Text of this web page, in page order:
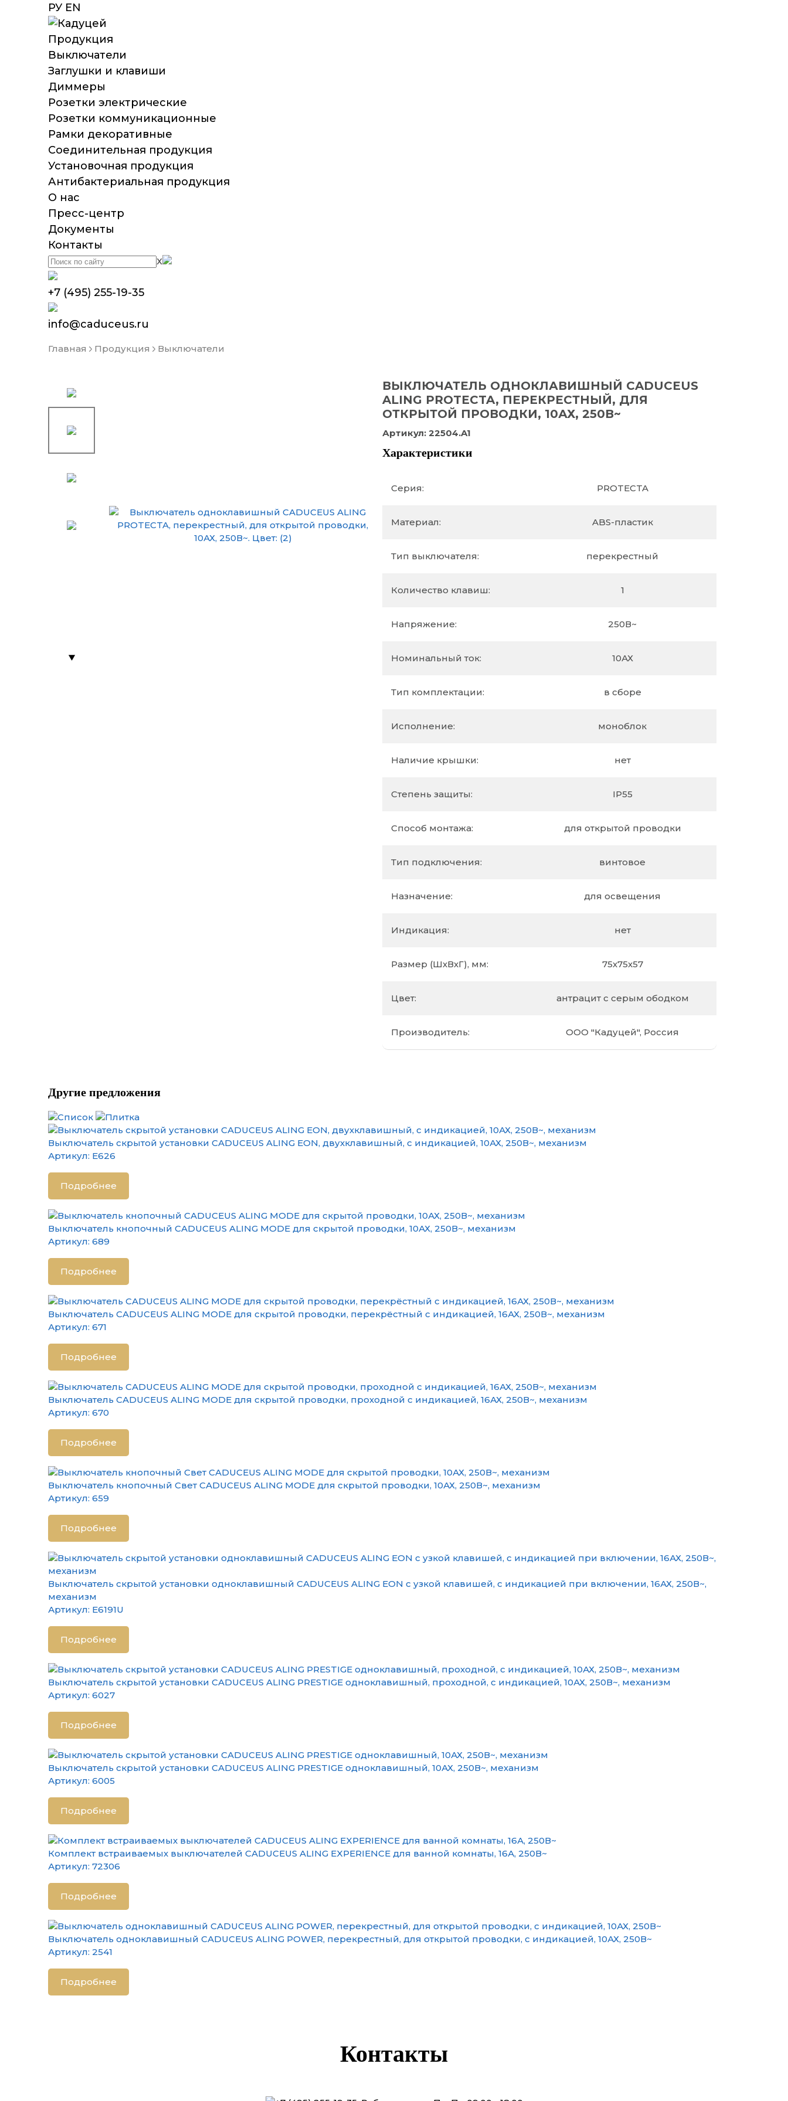
РУ EN
Продукция
Выключатели
Заглушки и клавиши
Диммеры
Розетки электрические
Розетки коммуникационные
Рамки декоративные
Соединительная продукция
Установочная продукция
Антибактериальная продукция
О нас
Пресс-центр
Документы
Контакты
x
+7 (495) 255-19-35
info@caduceus.ru
Главная Продукция Выключатели
ВЫКЛЮЧАТЕЛЬ ОДНОКЛАВИШНЫЙ CADUCEUS
ALING PROTECTA, ПЕРЕКРЕСТНЫЙ, ДЛЯ
ОТКРЫТОЙ ПРОВОДКИ, 10АХ, 250В~
Артикул: 22504.A1
Характеристики
Серия: PROTECTA
Материал: ABS-пластик
Тип выключателя: перекрестный
Количество клавиш: 1
Напряжение: 250В~
Номинальный ток: 10АХ
Тип комплектации: в сборе
Исполнение: моноблок
Наличие крышки: нет
Степень защиты: IP55
Способ монтажа: для открытой проводки
Тип подключения: винтовое
Назначение: для освещения
Индикация: нет
Размер (ШхВхГ), мм: 75х75х57
Цвет: антрацит с серым ободком
Производитель: ООО "Кадуцей", Россия
Другие предложения
Выключатель скрытой установки CADUCEUS ALING EON, двухклавишный, с индикацией, 10АХ, 250В~, механизм
Артикул: E626
Подробнее
Выключатель кнопочный CADUCEUS ALING MODE для скрытой проводки, 10АХ, 250В~, механизм
Артикул: 689
Подробнее
Выключатель CADUCEUS ALING MODE для скрытой проводки, перекрёстный с индикацией, 16АХ, 250В~, механизм
Артикул: 671
Подробнее
Выключатель CADUCEUS ALING MODE для скрытой проводки, проходной с индикацией, 16АХ, 250В~, механизм
Артикул: 670
Подробнее
Выключатель кнопочный Свет CADUCEUS ALING MODE для скрытой проводки, 10АХ, 250В~, механизм
Артикул: 659
Подробнее
Выключатель скрытой установки одноклавишный CADUCEUS ALING EON с узкой клавишей, с индикацией при включении, 16АХ, 250В~,
механизм
Артикул: E6191U
Подробнее
Выключатель скрытой установки CADUCEUS ALING PRESTIGE одноклавишный, проходной, с индикацией, 10АХ, 250В~, механизм
Артикул: 6027
Подробнее
Выключатель скрытой установки CADUCEUS ALING PRESTIGE одноклавишный, 10АХ, 250В~, механизм
Артикул: 6005
Подробнее
Комплект встраиваемых выключателей CADUCEUS ALING EXPERIENCE для ванной комнаты, 16А, 250В~
Артикул: 72306
Подробнее
Выключатель одноклавишный CADUCEUS ALING POWER, перекрестный, для открытой проводки, с индикацией, 10АХ, 250В~
Артикул: 2541
Подробнее
Контакты